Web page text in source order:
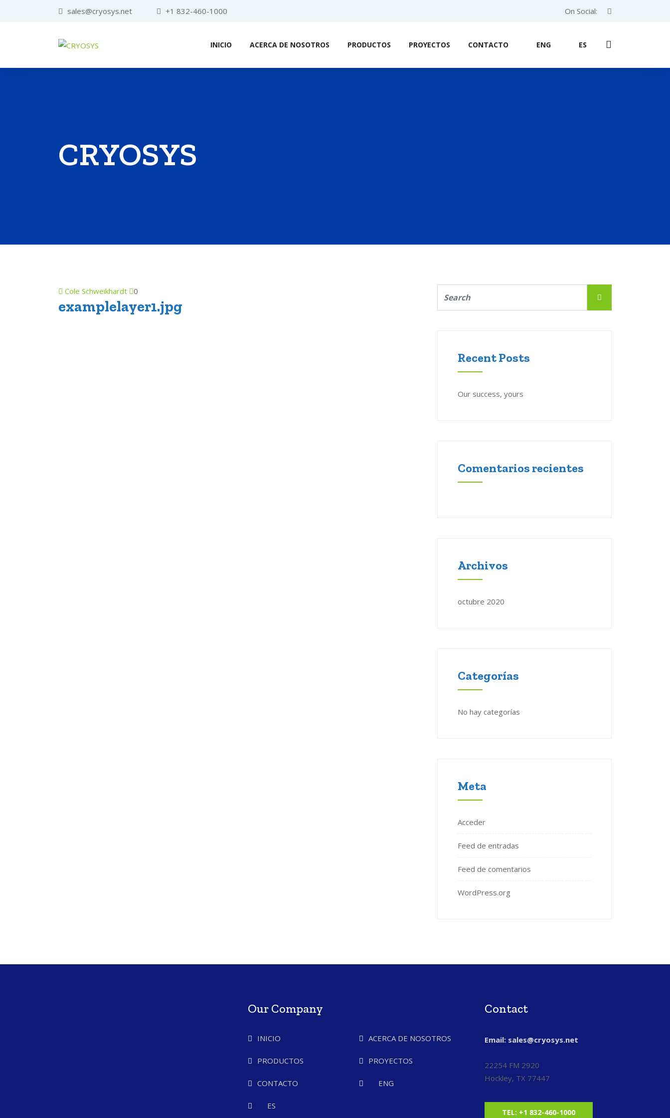
sales@cryosys.net +1 832-460-1000 On Social:
INICIO ACERCA DE NOSOTROS PRODUCTOS PROYECTOS CONTACTO ENG ES
CRYOSYS
Cole Schweikhardt 0
examplelayer1.jpg
Recent Posts
Our success, yours
Comentarios recientes
Archivos
octubre 2020
Categorías
No hay categorías
Meta
Acceder
Feed de entradas
Feed de comentarios
WordPress.org
Our Company
INICIO ACERCA DE NOSOTROS
PRODUCTOS PROYECTOS
CONTACTO ENG
ES
Contact
Email: sales@cryosys.net
22254 FM 2920
Hockley, TX 77447
TEL: +1 832-460-1000